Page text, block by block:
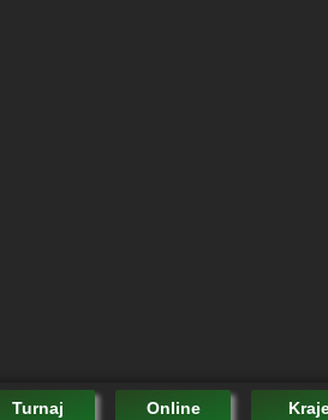
Turnaj Online